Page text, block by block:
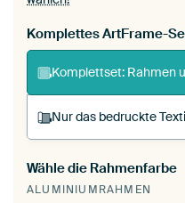
Komplettes ArtFrame-
Komplettset: Rahmen
Nur das bedruckte
Du spannst einen
deinen
Wähle die Rahmenfarbe
ALUMINIUMRAHMEN